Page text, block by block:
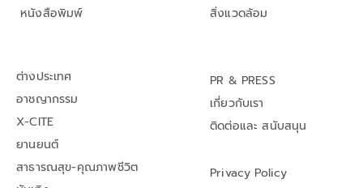
หนังสือพิมพ์
สิ่งแวดล้อม
ต่างประเทศ
อาชญากรรม
X-CITE
ยานยนต์
สาธารณสุข-คุณภาพชีวิต
PR & PRESS
เกี่ยวกับเรา
ติดต่อและ สนับสนุน
Privacy Policy